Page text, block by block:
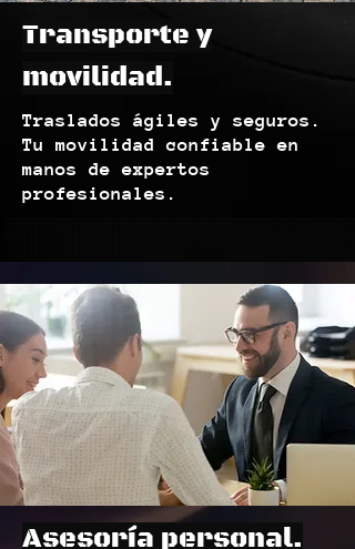
Transporte y
movilidad.
Traslados ágiles y seguros.
Tu movilidad confiable en
manos de expertos
profesionales.
Asesoría personal.